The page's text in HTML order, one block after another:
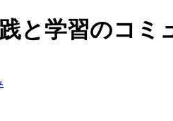
と学習のコミ